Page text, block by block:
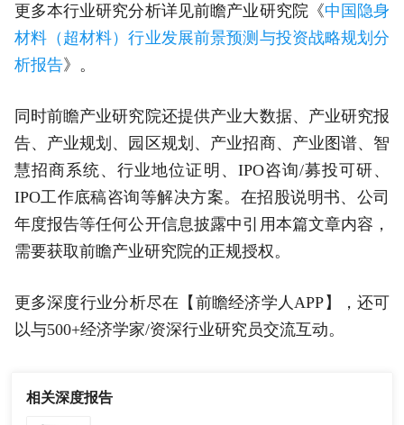
更多本行业研究分析详见前瞻产业研究院《中国隐身
材料（超材料）行业发展前景预测与投资战略规划分
析报告》。
同时前瞻产业研究院还提供产业大数据、产业研究报
告、产业规划、园区规划、产业招商、产业图谱、智
慧招商系统、行业地位证明、IPO咨询/募投可研、
IPO工作底稿咨询等解决方案。在招股说明书、公司
年度报告等任何公开信息披露中引用本篇文章内容，
需要获取前瞻产业研究院的正规授权。
更多深度行业分析尽在【前瞻经济学人APP】，还可
以与500+经济学家/资深行业研究员交流互动。
相关深度报告